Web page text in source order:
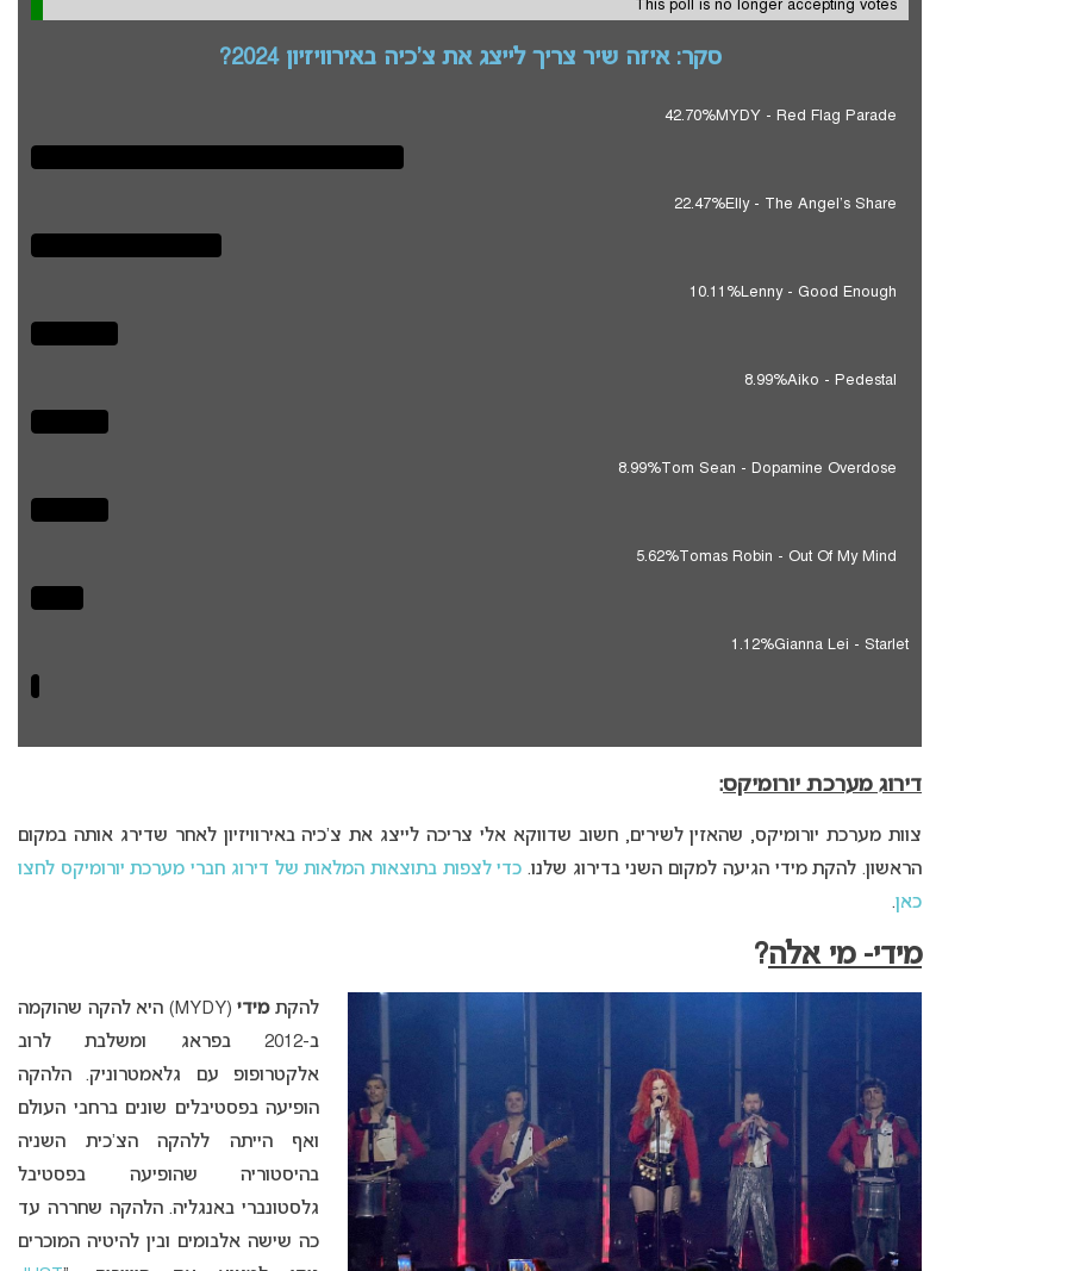
This poll is no longer accepting votes
סקר: איזה שיר צריך לייצג את צ'כיה באירוויזיון 2024?
MYDY - Red Flag Parade
42.70%
Elly - The Angel's Share
22.47%
Lenny - Good Enough
10.11%
Aiko - Pedestal
8.99%
Tom Sean - Dopamine Overdose
8.99%
Tomas Robin - Out Of My Mind
5.62%
Gianna Lei - Starlet
1.12%
דירוג מערכת יורומיקס:
צוות מערכת יורומיקס, שהאזין לשירים, חשוב שדווקא אלי צריכה לייצג את צ’כיה באירוויזיון לאחר שדירג אותה במקום
הראשון. להקת מידי הגיעה למקום השני בדירוג שלנו. כדי לצפות בתוצאות המלאות של דירוג חברי מערכת יורומיקס לחצו
כאן.
מידי- מי אלה?
להקתמידי
(MYDY) היא להקה שהוקמה
ב-2012 בפראג ומשלבת לרוב
אלקטרופופ עם גלאמטרוניק. הלהקה
הופיעה בפסטיבלים שונים ברחבי העולם
ואף הייתה ללהקה הצ’כית השניה
בהיסטוריה שהופיעה בפסטיבל
גלסטונברי באנגליה. הלהקה שחררה עד
כה שישה אלבומים ובין להיטיה המוכרים